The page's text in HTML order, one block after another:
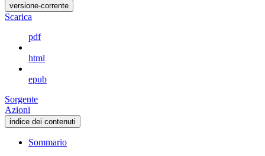
versione-corrente
Scarica
pdf
html
epub
Sorgente
Azioni
indice dei contenuti
Sommario